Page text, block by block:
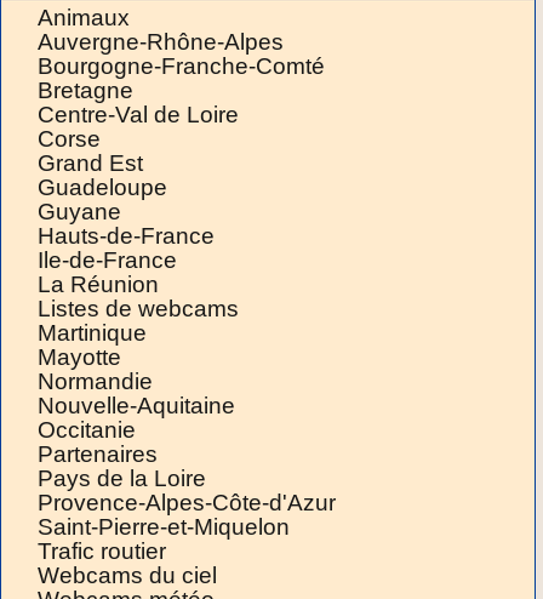
Animaux
Auvergne-Rhône-Alpes
Bourgogne-Franche-Comté
Bretagne
Centre-Val de Loire
Corse
Grand Est
Guadeloupe
Guyane
Hauts-de-France
Ile-de-France
La Réunion
Listes de webcams
Martinique
Mayotte
Normandie
Nouvelle-Aquitaine
Occitanie
Partenaires
Pays de la Loire
Provence-Alpes-Côte-d'Azur
Saint-Pierre-et-Miquelon
Trafic routier
Webcams du ciel